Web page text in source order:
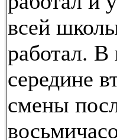
всей
работал. В
середине
смены